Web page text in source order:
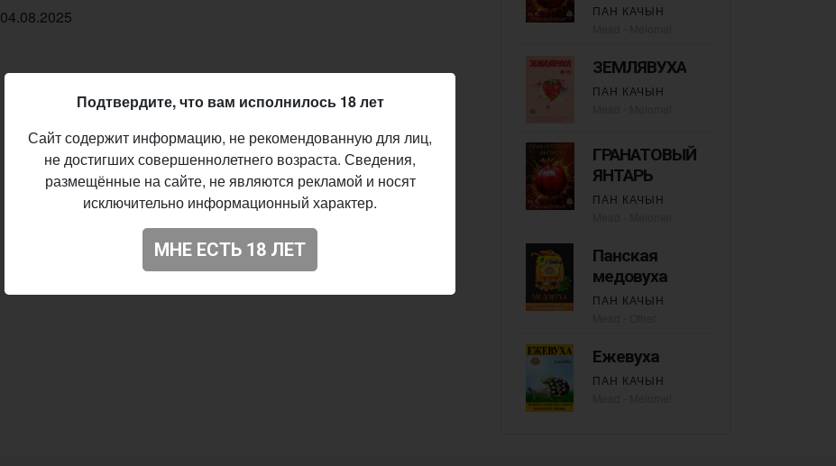
04.08.2025
ПАН КАЧЫН
ЗЕМЛЯВУХА
ПАН КАЧЫН
ГРАНАТОВЫЙ
ЯНТАРЬ
ПАН КАЧЫН
Панская
медовуха
ПАН КАЧЫН
Ежевуха
ПАН КАЧЫН
Подтвердите, что вам исполнилось 18 лет
Сайт содержит информацию, не рекомендованную для лиц,
не достигших совершеннолетнего возраста. Сведения,
размещённые на сайте, не являются рекламой и носят
исключительно информационный характер.
МНЕ ЕСТЬ 18 ЛЕТ